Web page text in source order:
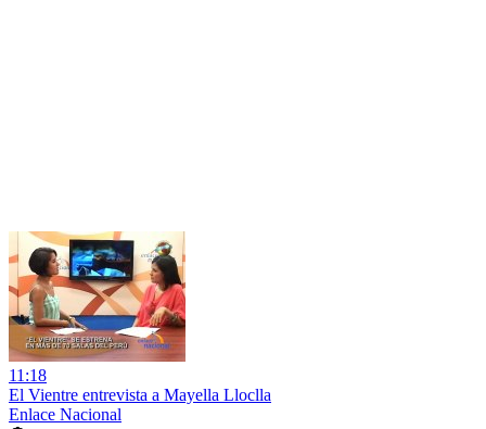
11:18
El Vientre entrevista a Mayella Lloclla
Enlace Nacional